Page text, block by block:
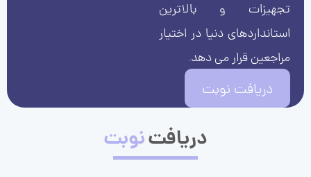
تجهیزات و بالاترین
استانداردهای دنیا در اختیار
مراجعین قرار می دهد.
دریافت نوبت
دریافتنوبت